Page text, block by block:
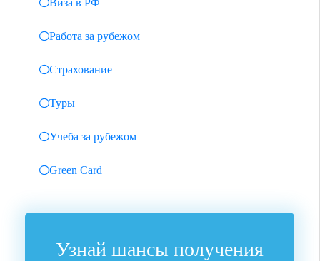
за
Виза в РФ
Работа за рубежом
Страхование
Туры
Учеба за рубежом
Green Card
Узнай шансы получения